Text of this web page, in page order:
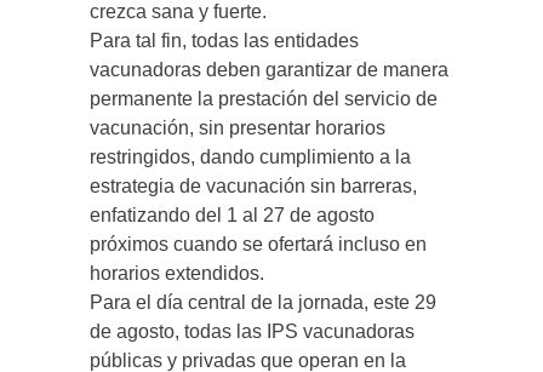
crezca sana y fuerte.
Para tal fin, todas las entidades
vacunadoras deben garantizar de manera
permanente la prestación del servicio de
vacunación, sin presentar horarios
restringidos, dando cumplimiento a la
estrategia de vacunación sin barreras,
enfatizando del 1 al 27 de agosto
próximos cuando se ofertará incluso en
horarios extendidos.
Para el día central de la jornada, este 29
de agosto, todas las IPS vacunadoras
públicas y privadas que operan en la